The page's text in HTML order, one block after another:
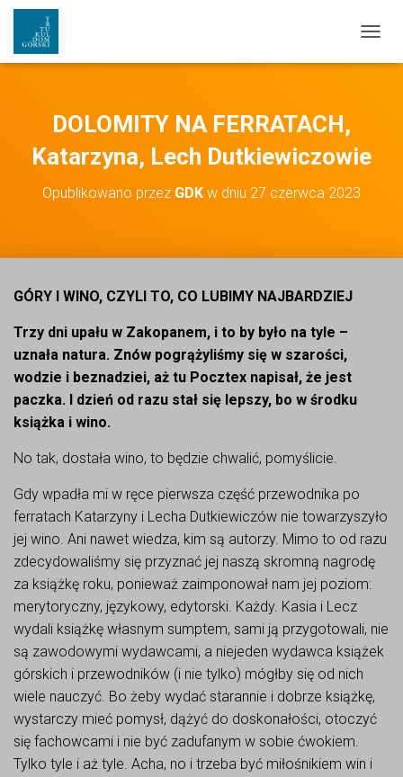
DOLOMITY NA FERRATACH,
Katarzyna, Lech Dutkiewiczowie
Opublikowano przez GDK w dniu 27 czerwca 2023
GÓRY I WINO, CZYLI TO, CO LUBIMY NAJBARDZIEJ
Trzy dni upału w Zakopanem, i to by było na tyle –
uznała natura. Znów pogrążyliśmy się w szarości,
wodzie i beznadziei, aż tu Pocztex napisał, że jest
paczka. I dzień od razu stał się lepszy, bo w środku
książka i wino.
No tak, dostała wino, to będzie chwalić, pomyślicie.
Gdy wpadła mi w ręce pierwsza część przewodnika po
ferratach Katarzyny i Lecha Dutkiewiczów nie towarzyszyło
jej wino. Ani nawet wiedza, kim są autorzy. Mimo to od razu
zdecydowaliśmy się przyznać jej naszą skromną nagrodę
za książkę roku, ponieważ zaimponował nam jej poziom:
merytoryczny, językowy, edytorski. Każdy. Kasia i Lecz
wydali książkę własnym sumptem, sami ją przygotowali, nie
są zawodowymi wydawcami, a niejeden wydawca książek
górskich i przewodników (i nie tylko) mógłby się od nich
wiele nauczyć. Bo żeby wydać starannie i dobrze książkę,
wystarczy mieć pomysł, dążyć do doskonałości, otoczyć
się fachowcami i nie być zadufanym w sobie ćwokiem.
Tylko tyle i aż tyle. Acha, no i trzeba być miłośnikiem win i